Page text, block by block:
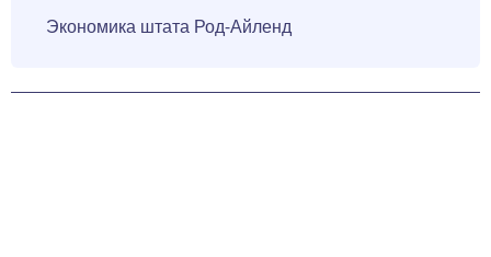
Экономика штата Род-Айленд